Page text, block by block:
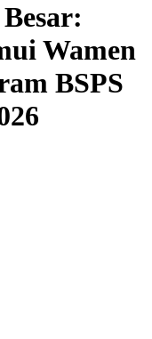
Wamen
BSPS